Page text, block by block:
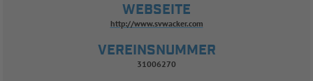
WEBSEITE
http://www.svwacker.com
VEREINSNUMMER
31006270